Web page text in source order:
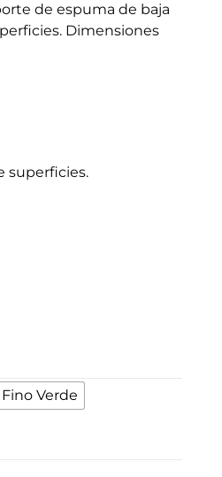
de espuma de baja
Dimensiones
superficies.
Verde